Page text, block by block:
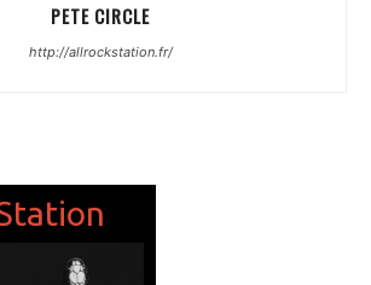
PETE CIRCLE
http://allrockstation.fr/